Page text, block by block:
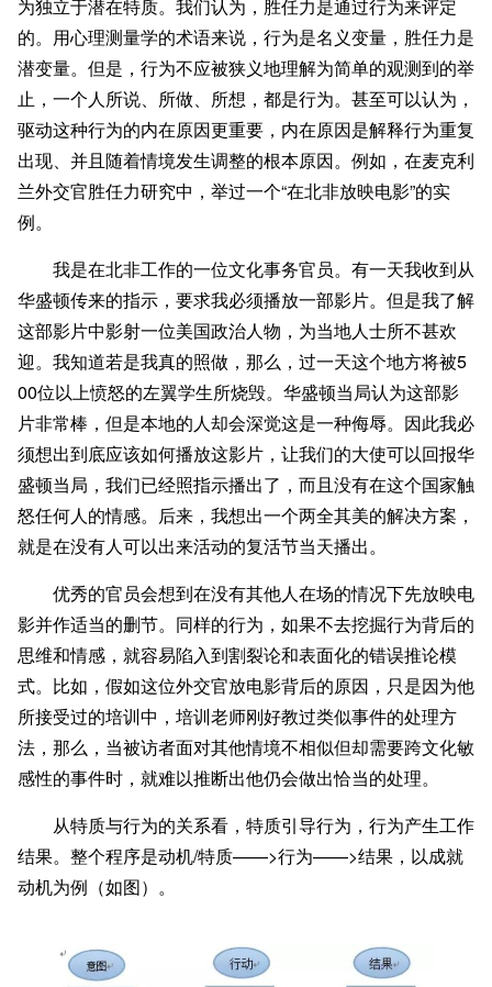
为独立于潜在特质。我们认为，胜任力是通过行为来评定
的。用心理测量学的术语来说，行为是名义变量，胜任力是
潜变量。但是，行为不应被狭义地理解为简单的观测到的举
止，一个人所说、所做、所想，都是行为。甚至可以认为，
驱动这种行为的内在原因更重要，内在原因是解释行为重复
出现、并且随着情境发生调整的根本原因。例如，在麦克利
兰外交官胜任力研究中，举过一个“在北非放映电影”的实
例。
我是在北非工作的一位文化事务官员。有一天我收到从
华盛顿传来的指示，要求我必须播放一部影片。但是我了解
这部影片中影射一位美国政治人物，为当地人士所不甚欢
迎。我知道若是我真的照做，那么，过一天这个地方将被5
00位以上愤怒的左翼学生所烧毁。华盛顿当局认为这部影
片非常棒，但是本地的人却会深觉这是一种侮辱。因此我必
须想出到底应该如何播放这影片，让我们的大使可以回报华
盛顿当局，我们已经照指示播出了，而且没有在这个国家触
怒任何人的情感。后来，我想出一个两全其美的解决方案，
就是在没有人可以出来活动的复活节当天播出。
优秀的官员会想到在没有其他人在场的情况下先放映电
影并作适当的删节。同样的行为，如果不去挖掘行为背后的
思维和情感，就容易陷入到割裂论和表面化的错误推论模
式。比如，假如这位外交官放电影背后的原因，只是因为他
所接受过的培训中，培训老师刚好教过类似事件的处理方
法，那么，当被访者面对其他情境不相似但却需要跨文化敏
感性的事件时，就难以推断出他仍会做出恰当的处理。
从特质与行为的关系看，特质引导行为，行为产生工作
结果。整个程序是动机/特质——>行为——>结果，以成就
动机为例（如图）。